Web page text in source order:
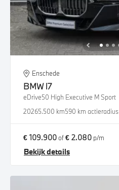
Enschede
BMW i7
eDrive50 High Executive M Sport
20265.500 km590 km actieradius
€ 109.900of€ 2.080 p/m
Bekijk details